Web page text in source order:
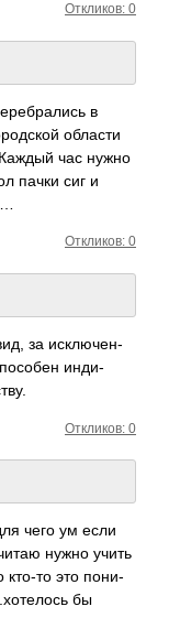
Откликов: 0
в
области
час нужно
пачки сиг и
Откликов: 0
за искл­ючен­
инди­
Откликов: 0
чего ум если
нужно учить
кто-то это пони­
бы